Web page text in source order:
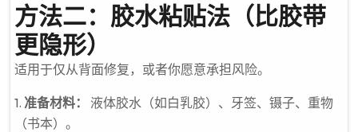
方法二：胶水粘贴法（比胶带
更隐形）
适用于仅从背面修复，或者你愿意承担风险。
1. 准备材料：
液体胶水（如白乳胶）、牙签、镊子、重物
（书本）。